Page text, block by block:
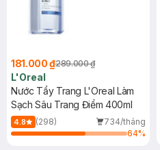
181.000 ₫289.000 ₫
L'Oreal
Nước Tẩy Trang L'Oreal Làm
Sạch Sâu Trang Điểm 400ml
4.8 (298)
734/tháng
64%